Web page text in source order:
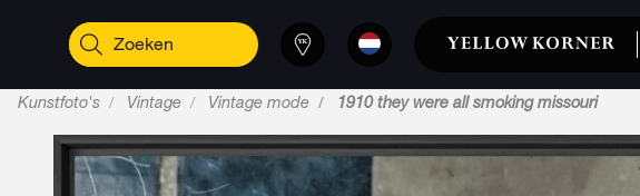
Kunstfoto's Vintage Vintage mode 1910 they were all smoking missouri